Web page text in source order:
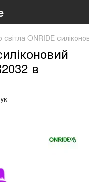
світла ONRIDE
в